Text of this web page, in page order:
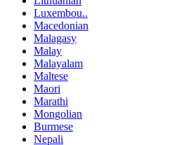
Luxembou..
Macedonian
Malagasy
Malay
Malayalam
Maltese
Maori
Marathi
Mongolian
Burmese
Nepali